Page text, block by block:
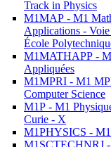
Track in Physics
M1MAP - M1
Applications - Voie
École
M1MATHAPP -
Appliquées
M1MPRI - M1
Computer Science
M1P - M1
Curie - X
M1PHYSICS -
M1SCTECHNRJ -